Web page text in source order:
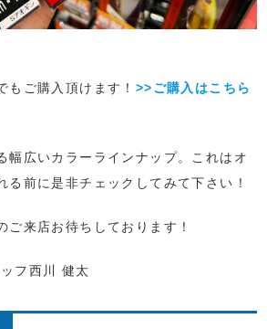
もご購入頂けます！ >>ご購入はこちら
幅広いカラーラインナップ。これはオ
る前に是非チェックしてみて下さい！
ご来店お待ちしております！
フ西川 健太